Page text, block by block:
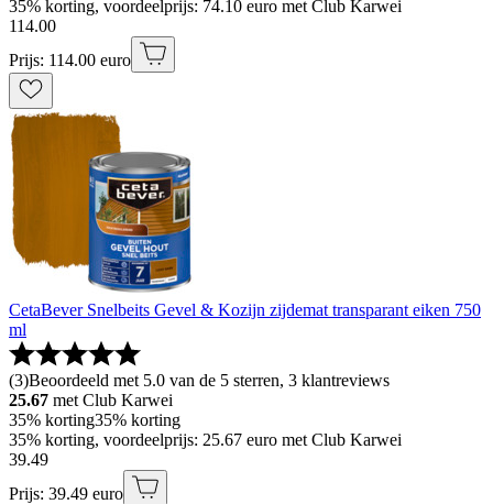
35% korting, voordeelprijs: 74.10 euro met Club Karwei
114.00
Prijs: 114.00 euro
CetaBever Snelbeits Gevel & Kozijn zijdemat transparant eiken 750
ml
(3)Beoordeeld met 5.0 van de 5 sterren, 3 klantreviews
25.67 met Club Karwei
35% korting35% korting
35% korting, voordeelprijs: 25.67 euro met Club Karwei
39.49
Prijs: 39.49 euro